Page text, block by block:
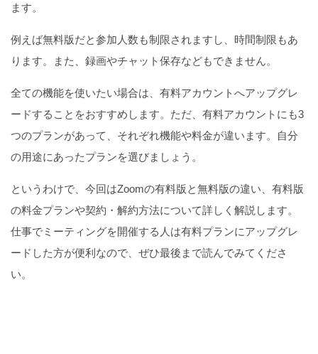
ます。
例えば無料版だと参加人数も制限されますし、時間制限もあ
ります。また、録画やチャット保存などもできません。
全ての機能を使いたい場合は、有料アカウントへアップグレ
ードすることをおすすめします。ただ、有料アカウントにも3
つのプランがあって、それぞれ機能や料金が違います。自分
の用途にあったプランを選びましょう。
というわけで、今回はZoomの有料版と無料版の違い、有料版
の料金プランや契約・解約方法について詳しく解説します。
仕事でミーティングを開催する人は有料プランにアップグレ
ードした方が便利なので、ぜひ最後まで読んでみてくださ
い。